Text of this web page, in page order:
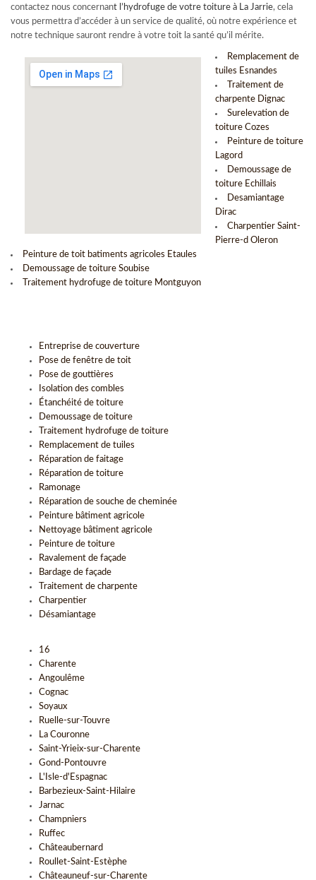
contactez nous concernant l’ hydrofuge de votre toiture à La Jarrie, cela
vous permettra d’accéder à un service de qualité, où notre expérience et
notre technique sauront rendre à votre toit la santé qu’il mérite.
Remplacement de
tuiles Esnandes
Traitement de
charpente Dignac
Surelevation de
toiture Cozes
Peinture de toiture
Lagord
Demoussage de
toiture Echillais
Desamiantage
Dirac
Charpentier Saint-
Pierre-d Oleron
Peinture de toit batiments agricoles Etaules
Demoussage de toiture Soubise
Traitement hydrofuge de toiture Montguyon
Entreprise de couverture
Pose de fenêtre de toit
Pose de gouttières
Isolation des combles
Étanchéité de toiture
Demoussage de toiture
Traitement hydrofuge de toiture
Remplacement de tuiles
Réparation de faitage
Réparation de toiture
Ramonage
Réparation de souche de cheminée
Peinture bâtiment agricole
Nettoyage bâtiment agricole
Peinture de toiture
Ravalement de façade
Bardage de façade
Traitement de charpente
Charpentier
Désamiantage
16
Charente
Angoulême
Cognac
Soyaux
Ruelle-sur-Touvre
La Couronne
Saint-Yrieix-sur-Charente
Gond-Pontouvre
L'Isle-d'Espagnac
Barbezieux-Saint-Hilaire
Jarnac
Champniers
Ruffec
Châteaubernard
Roullet-Saint-Estèphe
Châteauneuf-sur-Charente